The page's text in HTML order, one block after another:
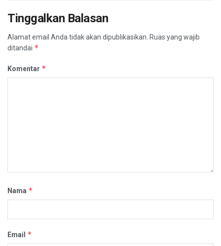
Tinggalkan Balasan
Alamat email Anda tidak akan dipublikasikan. Ruas yang wajib
ditandai *
Komentar *
Nama *
Email *